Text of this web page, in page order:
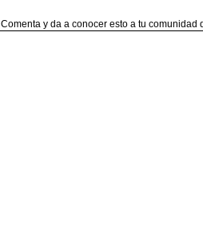
Comenta y da a conocer esto a tu comunidad